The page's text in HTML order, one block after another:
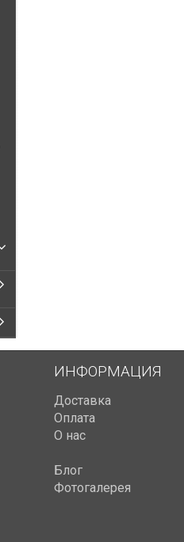
ИНФОРМАЦИЯ
Доставка
Оплата
О нас
Блог
Фотогалерея